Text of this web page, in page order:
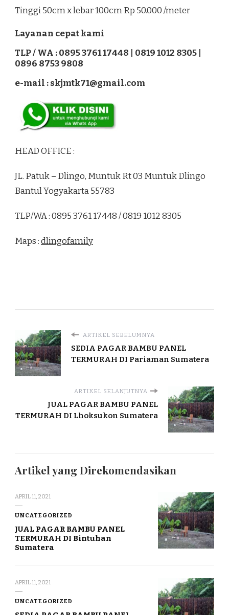
Tinggi 50cm x lebar 100cm Rp 50.000 /meter
Layanan cepat kami
TLP / WA : 0895 3761 17448 | 0819 1012 8305 |
0896 8753 9808
e-mail : skjmtk71@gmail.com
HEAD OFFICE :
JL. Patuk – Dlingo, Muntuk Rt 03 Muntuk Dlingo
Bantul Yogyakarta 55783
TLP/WA : 0895 3761 17448 / 0819 1012 8305
Maps :dlingofamily
ARTIKEL SEBELUMNYA
SEDIA PAGAR BAMBU PANEL
TERMURAH DI Pariaman Sumatera
ARTIKEL SELANJUTNYA
JUAL PAGAR BAMBU PANEL
TERMURAH DI Lhoksukon Sumatera
Artikel yang Direkomendasikan
APRIL 11, 2021
UNCATEGORIZED
JUAL PAGAR BAMBU PANEL
TERMURAH DI Bintuhan
Sumatera
APRIL 11, 2021
UNCATEGORIZED